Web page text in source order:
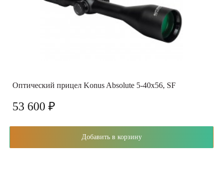
Оптический прицел Konus Absolute 5-40x56, SF
53 600 ₽
Добавить в корзину